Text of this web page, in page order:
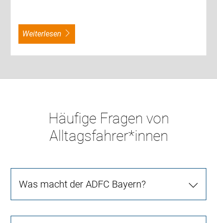
weiterlesen
Häufige Fragen von
Alltagsfahrer*innen
Was macht der ADFC Bayern?